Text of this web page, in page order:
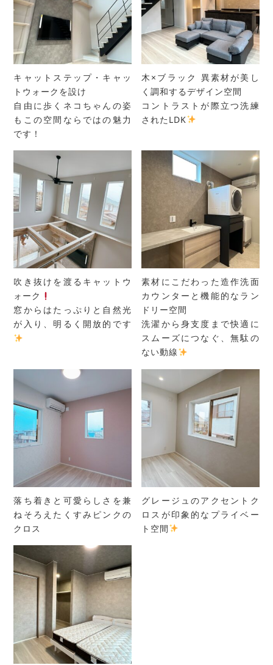
キャットステップ・キャッ
トウォークを設け
自由に歩くネコちゃんの姿
もこの空間ならではの魅力
です！
木×ブラック 異素材が美し
く調和するデザイン空間
コントラストが際立つ洗練
されたLDK
吹き抜けを渡るキャットウ
ォーク
窓からはたっぷりと自然光
が入り、明るく開放的です
素材にこだわった造作洗面
カウンターと機能的なラン
ドリー空間
洗濯から身支度まで快適に
スムーズにつなぐ、無駄の
ない動線
落ち着きと可愛らしさを兼
ねそろえたくすみピンクの
クロス
グレージュのアクセントク
ロスが印象的なプライベー
ト空間